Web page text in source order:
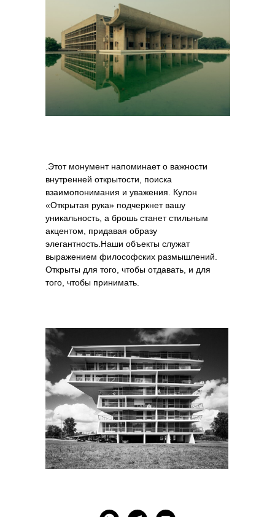
.Этот монумент напоминает о важности
внутренней открытости, поиска
взаимопонимания и уважения. Кулон
«Открытая рука» подчеркнет вашу
уникальность, а брошь станет стильным
акцентом, придавая образу
элегантность.Наши объекты служат
выражением философских размышлений.
Открыты для того, чтобы отдавать, и для
того, чтобы принимать.